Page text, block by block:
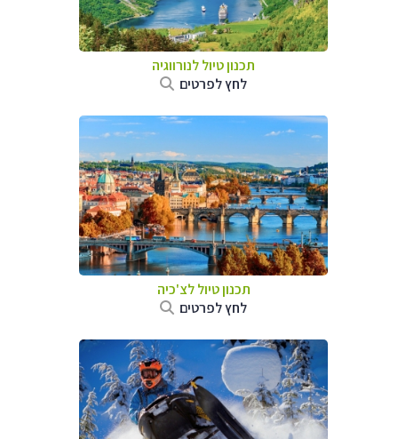
תכנון טיול לנורווגיה
לחץ לפרטים
תכנון טיול לצ'כיה
לחץ לפרטים